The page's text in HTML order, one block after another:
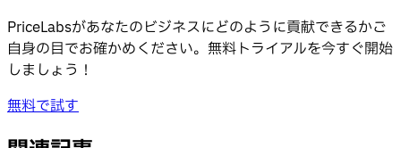
PriceLabsがあなたのビジネスにどのように貢献できるかご
自身の目でお確かめください。無料トライアルを今すぐ開始
しましょう！
無料で試す